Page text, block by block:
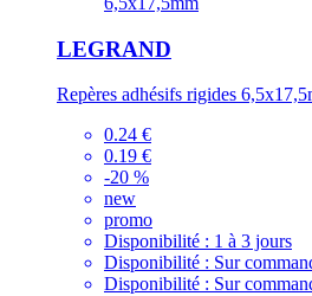
LEGRAND
Repères adhésifs rigides
0.24 €
0.19 €
-20 %
new
promo
Disponibilité : 1 à 3 jours
Disponibilité : Sur
Disponibilité : Sur